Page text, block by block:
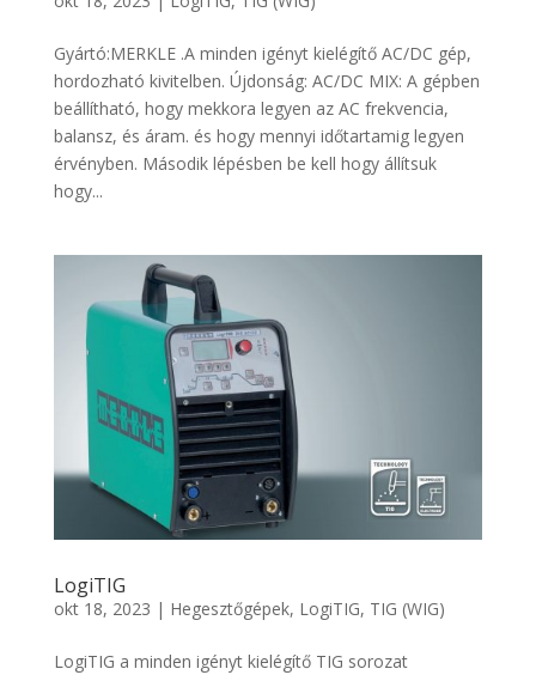
Gyártó:MERKLE .A minden igényt kielégítő AC/DC gép,
hordozható kivitelben. Újdonság: AC/DC MIX: A gépben
beállítható, hogy mekkora legyen az AC frekvencia,
balansz, és áram. és hogy mennyi időtartamig legyen
érvényben. Második lépésben be kell hogy állítsuk
hogy...
LogiTIG
okt 18, 2023 | Hegesztőgépek, LogiTIG, TIG (WIG)
LogiTIG a minden igényt kielégítő TIG sorozat